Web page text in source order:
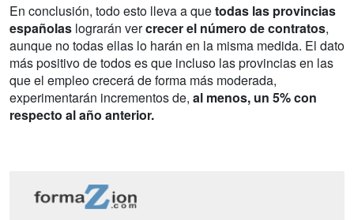
En conclusión, todo esto lleva a quetodas las provincias
españolas lograrán vercrecer el número de contratos,
aunque no todas ellas lo harán en la misma medida. El dato
más positivo de todos es que incluso las provincias en las
que el empleo crecerá de forma más moderada,
experimentarán incrementos de, al menos, un 5% con
respecto al año anterior.